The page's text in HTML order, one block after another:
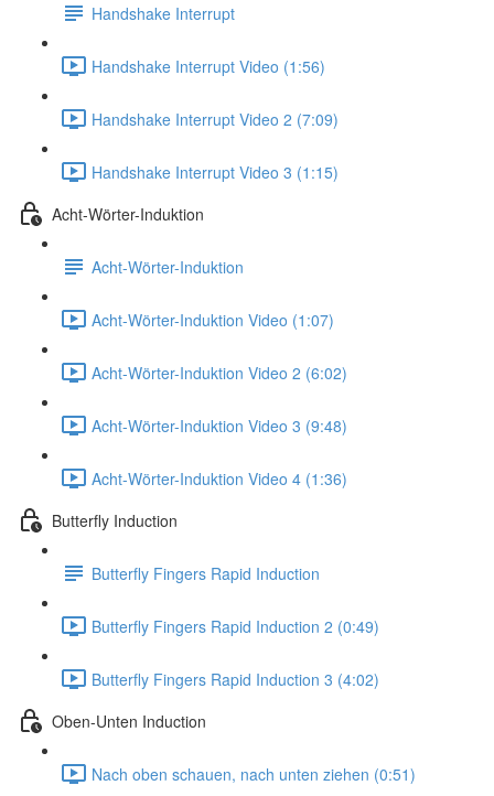
Handshake Interrupt
Handshake Interrupt Video (1:56)
Handshake Interrupt Video 2 (7:09)
Handshake Interrupt Video 3 (1:15)
Acht-Wörter-Induktion
Acht-Wörter-Induktion
Acht-Wörter-Induktion Video (1:07)
Acht-Wörter-Induktion Video 2 (6:02)
Acht-Wörter-Induktion Video 3 (9:48)
Acht-Wörter-Induktion Video 4 (1:36)
Butterfly Induction
Butterfly Fingers Rapid Induction
Butterfly Fingers Rapid Induction 2 (0:49)
Butterfly Fingers Rapid Induction 3 (4:02)
Oben-Unten Induction
Nach oben schauen, nach unten ziehen (0:51)